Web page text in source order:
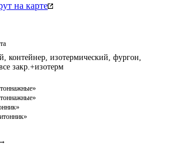
на карте
контейнер, изотермический, фургон,
закр.+изотерм